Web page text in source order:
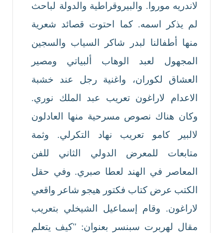
لاندريه موروا. والبيروقراطية والدولة لباحث
لم يذكر اسمه. كما احتوت قصائد شعرية
منها أطفالنا لبدر شاكر السياب والسجين
المجهول لعبد الوهاب ألبياتي ومصير
العشاق لكوران، واغنية رجل عند خشبة
الاعدام لاراغون تعريب عبد الملك نوري.
وكان هناك نصوص مسرحية منها العادلون
لالبير كامو تعريب نهاد التكرلي. وثمة
متابعات للمعرض الدولي الثاني للفن
المعاصر في الهند لعطا صبري. وفي حقل
الكتب عرض كتاب فكتور هيجو شاعر واقعي
لاراغون. وقام إسماعيل الشيخلي بتعريب
مقال لهربرت سبنسر بعنوان: "كيف يتعلم